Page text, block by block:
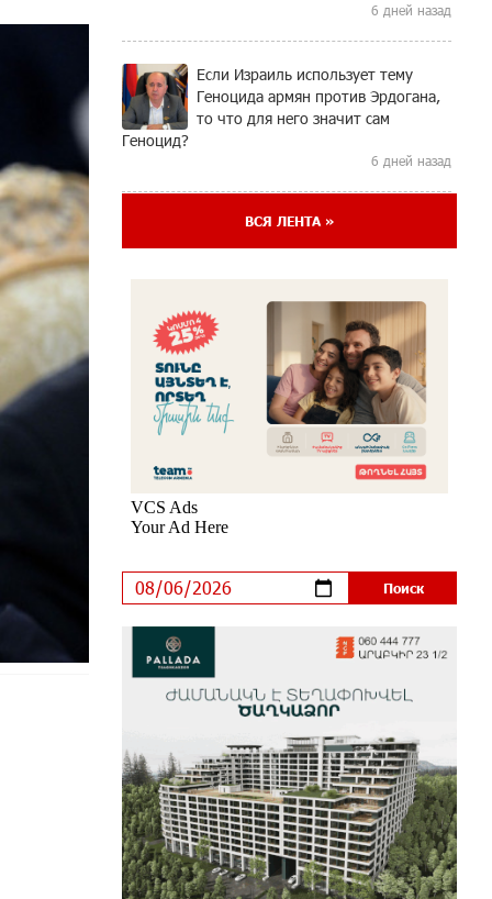
6 дней назад
Если Израиль использует тему
Геноцида армян против Эрдогана,
то что для него значит сам
Геноцид?
6 дней назад
ВТБ (Армения): вклад
«Стабильный» — до 10% годовых
6 дней назад
Платформа Rate.Trading на Seaside
Startup Summit: IDBank представил
инновационное решение
6 дней назад
Состоялось открытие Khachaturian
Rooftop при поддержке IDBank
уйти спокойно. Аршак Карапетян
8 дней назад
обслуживания Ucom открылся по
адресу ул. Шаумяна, 24/2 в Арарате
9 дней назад
Никогда Нагорный Карабах не был
в составе независимого
ВСЯ ЛЕНТА »